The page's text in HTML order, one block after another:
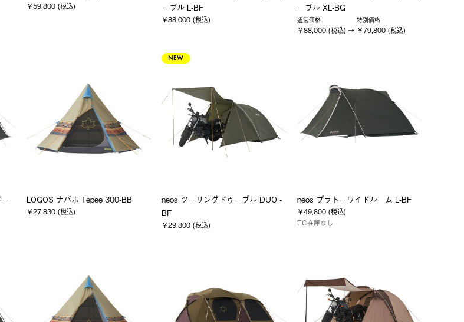
￥59,800 (税込)
ーブル L-BF
￥88,000 (税込)
ーブル XL-BG
通常価格
￥88,000 (税込)
特別価格
￥79,800 (税込)
LOGOS ナバホ Tepee 300-BB
￥27,830 (税込)
NEW
neos ツーリングドゥーブル DUO -
BF
￥29,800 (税込)
neos プラトーワイドルーム L-BF
￥49,800 (税込)
EC在庫なし